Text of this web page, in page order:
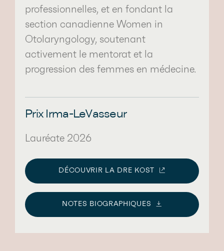
professionnelles, et en fondant la
section canadienne Women in
Otolaryngology, soutenant
activement le mentorat et la
progression des femmes en médecine.
Prix Irma-LeVasseur
Lauréate 2026
DÉCOUVRIR LA DRE KOST
NOTES BIOGRAPHIQUES